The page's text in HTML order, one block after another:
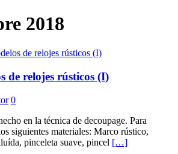
2018
de relojes rústicos (I)
0
en la técnica de decoupage. Para
siguientes materiales: Marco rústico,
pinceleta suave, pincel […]